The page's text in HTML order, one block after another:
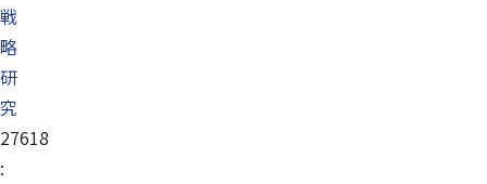
戦
略
研
究
27618
: